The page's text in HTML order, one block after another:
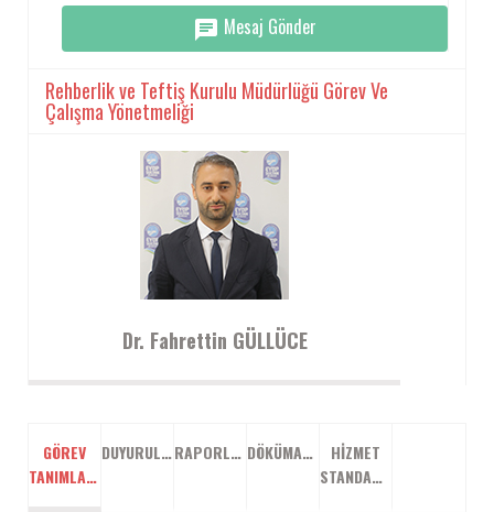
Mesaj Gönder
Rehberlik ve Teftiş Kurulu Müdürlüğü Görev Ve
Çalışma Yönetmeliği
Dr. Fahrettin GÜLLÜCE
GÖREV
TANIMLARI
DUYURULAR RAPORLAR DÖKÜMANLAR
HIZMET
STANDARTLARI